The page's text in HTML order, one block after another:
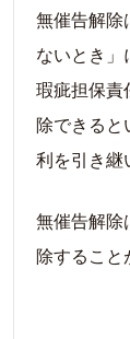
無催告解除
ないとき
瑕疵担保責
除できると
利を引き継
無催告解除
除すること